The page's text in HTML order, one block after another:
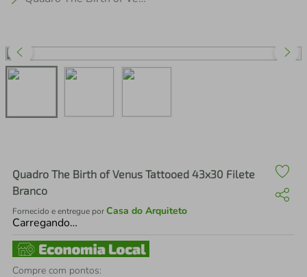
Quadro The Birth of Venus Tattooed 43x30 Filete
Branco
Fornecido e entregue porCasa do Arquiteto
Carregando…
Compre com pontos:
perfume